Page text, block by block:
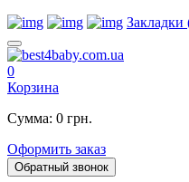
Закладки
0
Корзина
Сумма: 0 грн.
Оформить заказ
Обратный звонок